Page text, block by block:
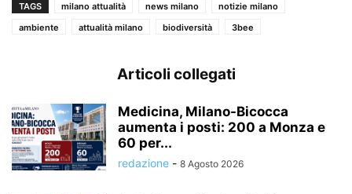
TAGS milano attualità news milano
notizie milano
ambiente
attualità milano biodiversità 3bee
Articoli collegati
Medicina, Milano-Bicocca
aumenta i posti: 200 a Monza e
60 per...
redazione - 8 Agosto 2026